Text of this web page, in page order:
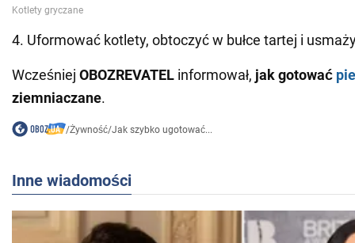
4. Uformować kotlety, obtoczyć w bułce tartej i
Wcześniej OBOZREVATEL informował, jak gotować
ziemniaczane.
/Żywność/Jak szybko ugotować...
Inne wiadomości